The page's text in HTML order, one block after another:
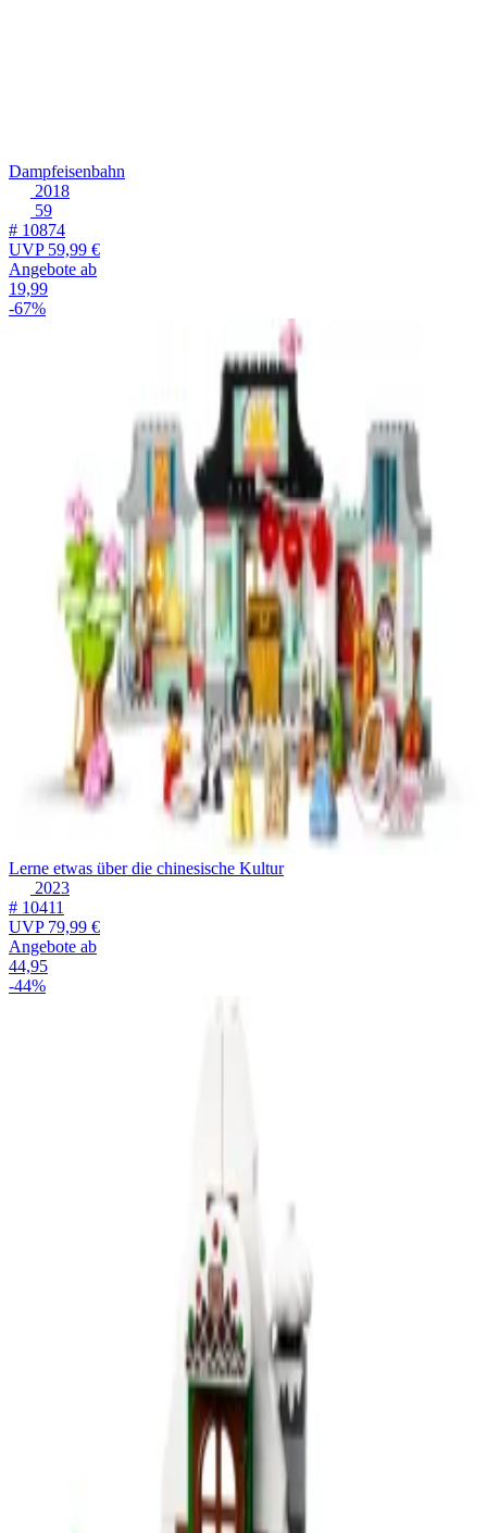
Dampfeisenbahn
2018
59
# 10874
UVP59,99 €
Angebote ab
19,99
-67%
Lerne etwas über die chinesische Kultur
2023
# 10411
UVP79,99 €
Angebote ab
44,95
-44%